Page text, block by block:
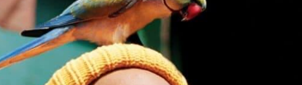
Paris
Festivals
Playlists